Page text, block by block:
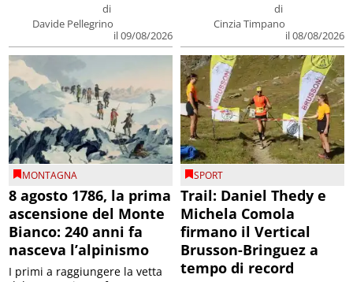
di
Davide Pellegrino
il 09/08/2026
di
Cinzia Timpano
il 08/08/2026
MONTAGNA
8 agosto 1786, la prima
ascensione del Monte
Bianco: 240 anni fa
nasceva l’alpinismo
I primi a raggiungere la vetta
SPORT
Trail: Daniel Thedy e
Michela Comola
firmano il Vertical
Brusson-Bringuez a
tempo di record